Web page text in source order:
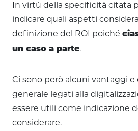
In virtù della specificità citata
indicare quali aspetti
definizione del ROI poiché
un caso a parte.
Ci sono però alcuni vantaggi
generale legati alla
essere utili come indicazione
considerare.